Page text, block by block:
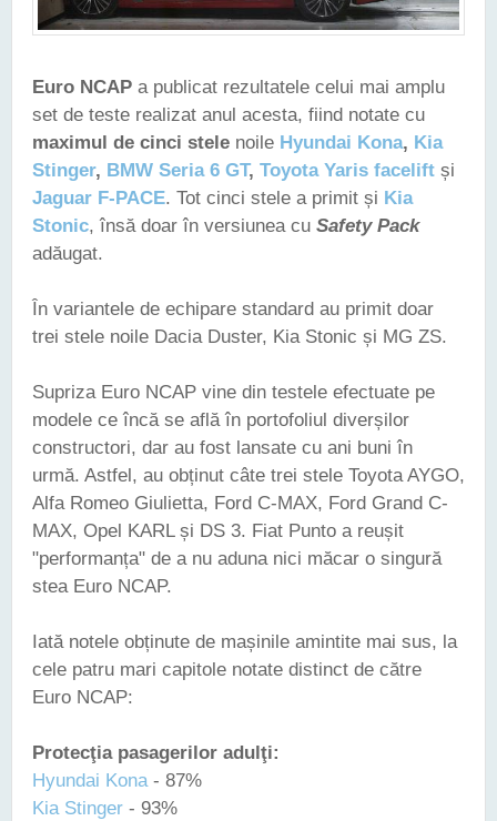
Euro NCAP a publicat rezultatele celui mai amplu
set de teste realizat anul acesta, fiind notate cu
maximul de cinci stele noile Hyundai Kona, Kia
Stinger, BMW Seria 6 GT, Toyota Yaris facelift și
Jaguar F-PACE. Tot cinci stele a primit și Kia
Stonic, însă doar în versiunea cu Safety Pack
adăugat.
În variantele de echipare standard au primit doar
trei stele noile Dacia Duster, Kia Stonic și MG ZS.
Supriza Euro NCAP vine din testele efectuate pe
modele ce încă se află în portofoliul diverșilor
constructori, dar au fost lansate cu ani buni în
urmă. Astfel, au obținut câte trei stele Toyota AYGO,
Alfa Romeo Giulietta, Ford C-MAX, Ford Grand C-
MAX, Opel KARL și DS 3. Fiat Punto a reușit
"performanța" de a nu aduna nici măcar o singură
stea Euro NCAP.
Iată notele obținute de mașinile amintite mai sus, la
cele patru mari capitole notate distinct de către
Euro NCAP:
Protecţia pasagerilor adulţi:
Hyundai Kona- 87%
Kia Stinger - 93%